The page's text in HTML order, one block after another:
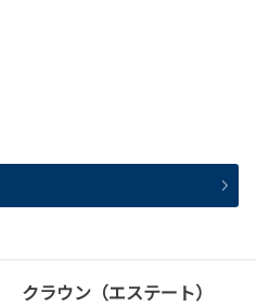
クラウン（エステート）